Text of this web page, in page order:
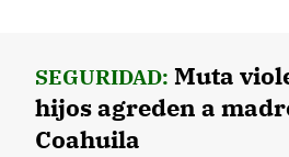
SEGURIDAD: Muta
hijos agreden a
Coahuila